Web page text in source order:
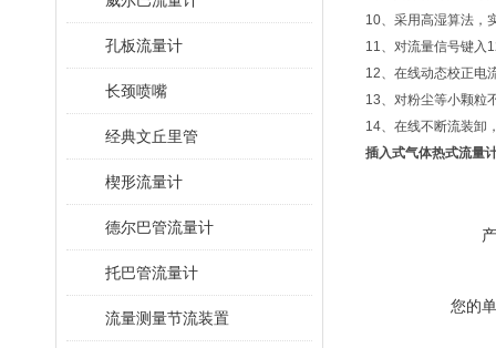
孔板流量计
长颈喷嘴
经典文丘里管
楔形流量计
德尔巴管流量计
托巴管流量计
流量测量节流装置
10、采用高湿算法，
11、对流量信号键入
12、在线动态校正电
13、对粉尘等小颗粒
14、在线不断流装卸
插入式气体热式流量
您的